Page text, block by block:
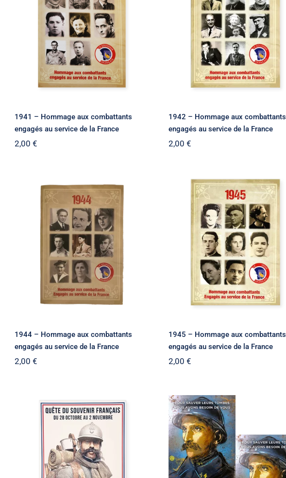
1941 – Hommage aux
combattants engagés au
service de la France
1941 – Hommage aux combattants
engagés au service de la France
2,00 €
1942 – Hommage aux
combattants engagés au
service de la France
1942 – Hommage aux combattants
engagés au service de la France
2,00 €
1944 – Hommage aux
combattants engagés au
service de la France
1944 – Hommage aux combattants
engagés au service de la France
2,00 €
1945 – Hommage aux
combattants engagés au
service de la France
1945 – Hommage aux combattants
engagés au service de la France
2,00 €
Affichette A4 pour la
quête
Affichette A4 pour la
quête 2025